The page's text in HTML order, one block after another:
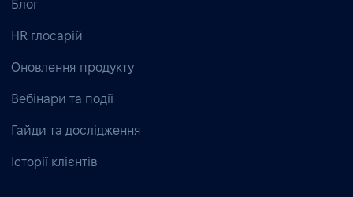
Блог
HR глосарій
Оновлення продукту
Вебінари та події
Гайди та дослідження
Історії клієнтів